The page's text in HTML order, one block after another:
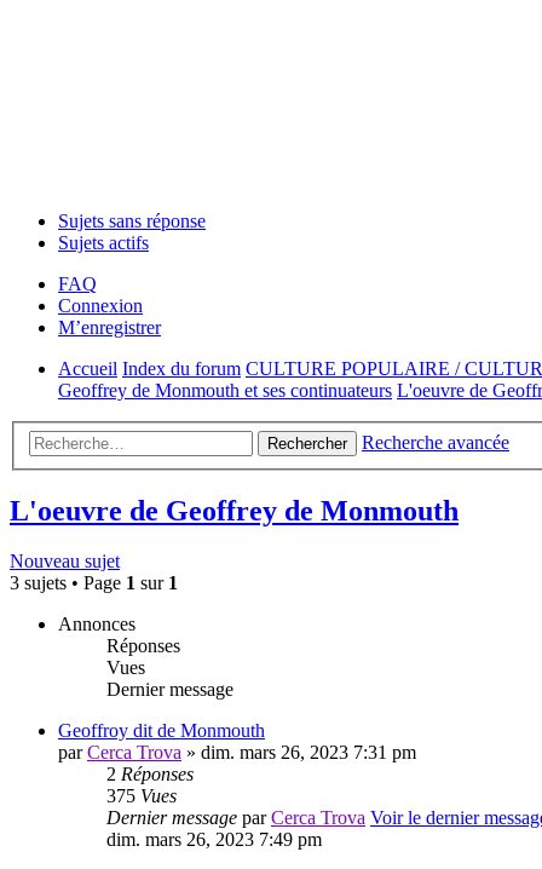
Sujets sans réponse
Sujets actifs
FAQ
Connexion
M’enregistrer
Accueil Index du forum CULTURE POPULAIRE /
Geoffrey de Monmouth et ses continuateurs L'oeuvre de
Rechercher Recherche avancée
L'oeuvre de Geoffrey de Monmouth
Nouveau sujet
3 sujets • Page 1 sur 1
Annonces
Réponses
Vues
Dernier message
Geoffroy dit de Monmouth
parCerca Trova » dim. mars 26, 2023 7:31 pm
2 Réponses
375 Vues
Dernier message parCerca Trova Voir le dernier
dim. mars 26, 2023 7:49 pm